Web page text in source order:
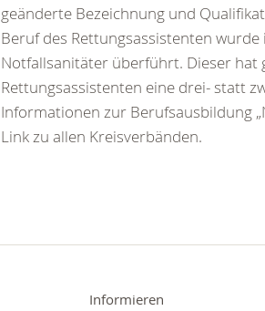
geänderte Bezeichnung und
Beruf des Rettungsassistenten
Notfallsanitäter überführt. Dieser hat
Rettungsassistenten eine drei- statt
Informationen zur Berufsausbildung
Link zu allen Kreisverbänden.
Informieren